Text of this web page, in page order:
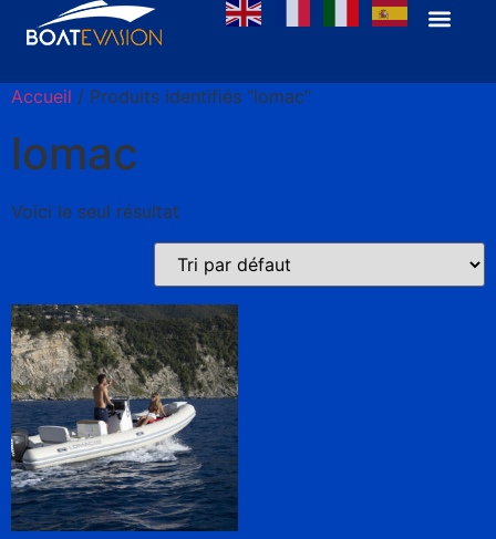
Accueil / Produits identifiés “lomac”
lomac
Voici le seul résultat